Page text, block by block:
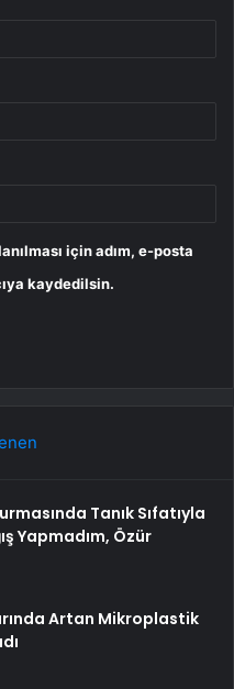
için adım, e-posta
kaydedilsin.
Tanık Sıfatıyla
Yapmadım, Özür
Artan Mikroplastik